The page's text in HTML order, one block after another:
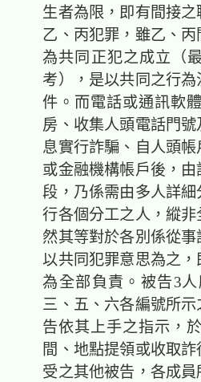
生者為限，即有間接
乙、丙犯罪，雖乙、
為共同正犯之成立（
考），是以共同之行
件。而電話或通訊軟
房、收集人頭電話門
息實行詐騙、自人頭
或金融機構帳戶後，
段，乃係需由多人詳
行各個分工之人，縱
然其等對於各別係從
以共同犯罪意思為之
為全部負責。被告3
三、五、六各編號所
告依其上手之指示，
間、地點提領或收取
受之其他被告，各成